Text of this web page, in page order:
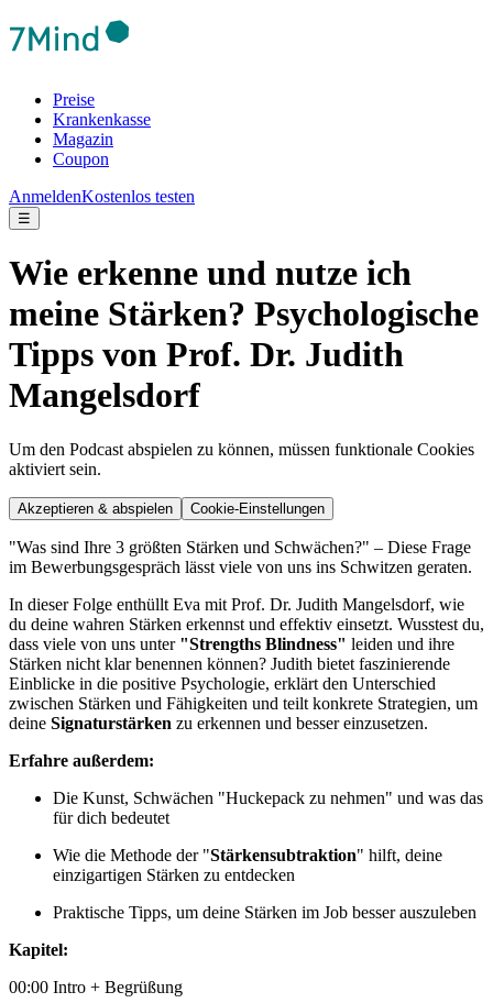
Preise
Krankenkasse
Magazin
Coupon
AnmeldenKostenlos testen
☰
Wie erkenne und nutze ich
meine Stärken? Psychologische
Tipps von Prof. Dr. Judith
Mangelsdorf
Um den Podcast abspielen zu können, müssen funktionale Cookies
aktiviert sein.
Akzeptieren & abspielen Cookie-Einstellungen
"Was sind Ihre 3 größten Stärken und Schwächen?" – Diese Frage
im Bewerbungsgespräch lässt viele von uns ins Schwitzen geraten.
In dieser Folge enthüllt Eva mit Prof. Dr. Judith Mangelsdorf, wie
du deine wahren Stärken erkennst und effektiv einsetzt. Wusstest du,
dass viele von uns unter "Strengths Blindness" leiden und ihre
Stärken nicht klar benennen können? Judith bietet faszinierende
Einblicke in die positive Psychologie, erklärt den Unterschied
zwischen Stärken und Fähigkeiten und teilt konkrete Strategien, um
deine Signaturstärken zu erkennen und besser einzusetzen.
Erfahre außerdem:
Die Kunst, Schwächen "Huckepack zu nehmen" und was das
für dich bedeutet
Wie die Methode der "Stärkensubtraktion" hilft, deine
einzigartigen Stärken zu entdecken
Praktische Tipps, um deine Stärken im Job besser auszuleben
Kapitel:
00:00 Intro + Begrüßung